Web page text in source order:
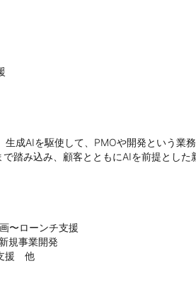
成AIを駆使して、PMOや開発という業
踏み込み、顧客とともにAIを前提とし
〜ローンチ支援
規事業開発
援　他